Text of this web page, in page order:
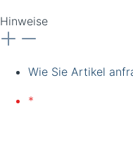
Hinweise
Wie Sie Artikel
*